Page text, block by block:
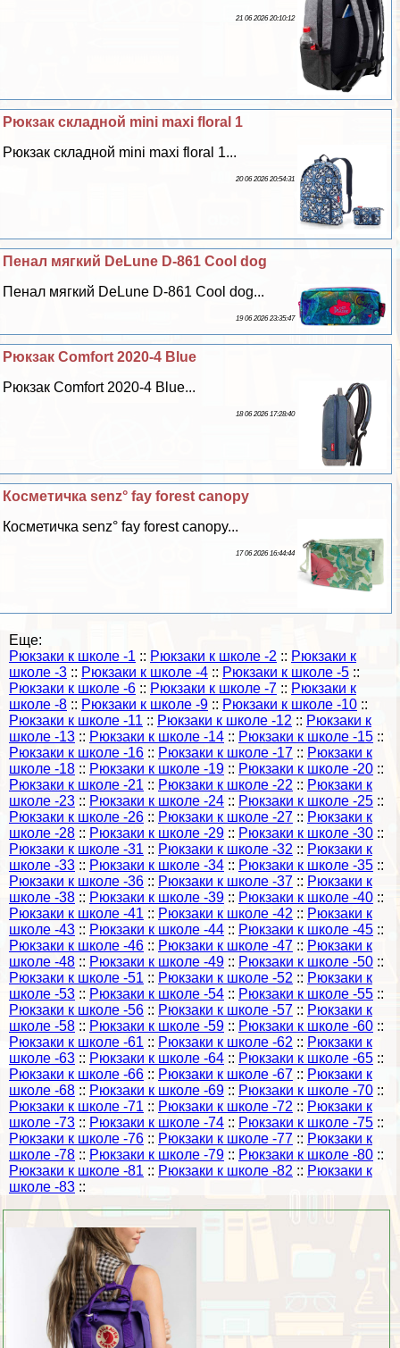
21 06 2026 20:10:12
Рюкзак складной mini maxi floral 1
Рюкзак складной mini maxi floral 1...
20 06 2026 20:54:31
Пенал мягкий DeLune D-861 Сool dog
Пенал мягкий DeLune D-861 Сool dog...
19 06 2026 23:35:47
Рюкзак Comfort 2020-4 Blue
Рюкзак Comfort 2020-4 Blue...
18 06 2026 17:28:40
Косметичка senz° fay forest canopy
Косметичка senz° fay forest canopy...
17 06 2026 16:44:44
Еще:
Рюкзаки к школе -1 :: Рюкзаки к школе -2 :: Рюкзаки к
школе -3 :: Рюкзаки к школе -4 :: Рюкзаки к школе -5 ::
Рюкзаки к школе -6 :: Рюкзаки к школе -7 :: Рюкзаки к
школе -8 :: Рюкзаки к школе -9 :: Рюкзаки к школе -10 ::
Рюкзаки к школе -11 :: Рюкзаки к школе -12 :: Рюкзаки к
школе -13 :: Рюкзаки к школе -14 :: Рюкзаки к школе -15 ::
Рюкзаки к школе -16 :: Рюкзаки к школе -17 :: Рюкзаки к
школе -18 :: Рюкзаки к школе -19 :: Рюкзаки к школе -20 ::
Рюкзаки к школе -21 :: Рюкзаки к школе -22 :: Рюкзаки к
школе -23 :: Рюкзаки к школе -24 :: Рюкзаки к школе -25 ::
Рюкзаки к школе -26 :: Рюкзаки к школе -27 :: Рюкзаки к
школе -28 :: Рюкзаки к школе -29 :: Рюкзаки к школе -30 ::
Рюкзаки к школе -31 :: Рюкзаки к школе -32 :: Рюкзаки к
школе -33 :: Рюкзаки к школе -34 :: Рюкзаки к школе -35 ::
Рюкзаки к школе -36 :: Рюкзаки к школе -37 :: Рюкзаки к
школе -38 :: Рюкзаки к школе -39 :: Рюкзаки к школе -40 ::
Рюкзаки к школе -41 :: Рюкзаки к школе -42 :: Рюкзаки к
школе -43 :: Рюкзаки к школе -44 :: Рюкзаки к школе -45 ::
Рюкзаки к школе -46 :: Рюкзаки к школе -47 :: Рюкзаки к
школе -48 :: Рюкзаки к школе -49 :: Рюкзаки к школе -50 ::
Рюкзаки к школе -51 :: Рюкзаки к школе -52 :: Рюкзаки к
школе -53 :: Рюкзаки к школе -54 :: Рюкзаки к школе -55 ::
Рюкзаки к школе -56 :: Рюкзаки к школе -57 :: Рюкзаки к
школе -58 :: Рюкзаки к школе -59 :: Рюкзаки к школе -60 ::
Рюкзаки к школе -61 :: Рюкзаки к школе -62 :: Рюкзаки к
школе -63 :: Рюкзаки к школе -64 :: Рюкзаки к школе -65 ::
Рюкзаки к школе -66 :: Рюкзаки к школе -67 :: Рюкзаки к
школе -68 :: Рюкзаки к школе -69 :: Рюкзаки к школе -70 ::
Рюкзаки к школе -71 :: Рюкзаки к школе -72 :: Рюкзаки к
школе -73 :: Рюкзаки к школе -74 :: Рюкзаки к школе -75 ::
Рюкзаки к школе -76 :: Рюкзаки к школе -77 :: Рюкзаки к
школе -78 :: Рюкзаки к школе -79 :: Рюкзаки к школе -80 ::
Рюкзаки к школе -81 :: Рюкзаки к школе -82 :: Рюкзаки к
школе -83 ::